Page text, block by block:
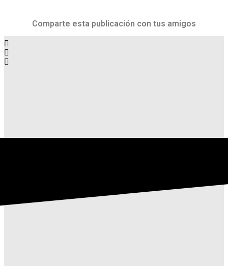
Comparte esta publicación con tus amigos